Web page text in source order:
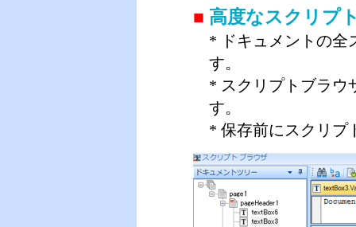
■ 高度なスクリプ
* ドキュメントの全
す。
* スクリプトブラウ
す。
* 保存前にスクリプ